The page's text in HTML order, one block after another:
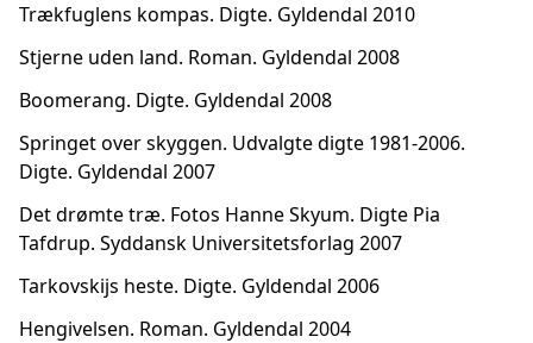
Trækfuglens kompas. Digte. Gyldendal 2010
Stjerne uden land. Roman. Gyldendal 2008
Boomerang. Digte. Gyldendal 2008
Springet over skyggen. Udvalgte digte 1981-2006.
Digte. Gyldendal 2007
Det drømte træ. Fotos Hanne Skyum. Digte Pia
Tafdrup. Syddansk Universitetsforlag 2007
Tarkovskijs heste. Digte. Gyldendal 2006
Hengivelsen. Roman. Gyldendal 2004